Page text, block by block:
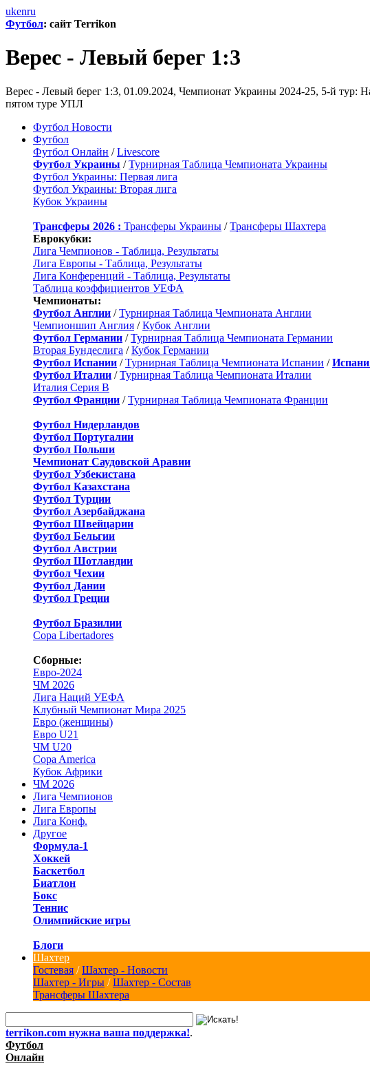
ukenru
Футбол: сайт Terrikon
Верес - Левый берег 1:3
Верес - Левый берег 1:3, 01.09.2024, Чемпионат Украины 2024-25, 5-й тур:
пятом туре УПЛ
Футбол Новости
Футбол
Футбол Онлайн /Livescore
Футбол Украины /Турнирная Таблица Чемпионата Украины
Футбол Украины: Первая лига
Футбол Украины: Вторая лига
Кубок Украины
Трансферы 2026 : Трансферы Украины /Трансферы Шахтера
Еврокубки:
Лига Чемпионов - Таблица, Результаты
Лига Европы - Таблица, Результаты
Лига Конференций - Таблица, Результаты
Таблица коэффициентов УЕФА
Чемпионаты:
Футбол Англии /Турнирная Таблица Чемпионата Англии
Чемпионшип Англия /Кубок Англии
Футбол Германии /Турнирная Таблица Чемпионата Германии
Вторая Бундеслига /Кубок Германии
Футбол Испании /Турнирная Таблица Чемпионата Испании /
Футбол Италии /Турнирная Таблица Чемпионата Италии
Италия Серия B
Футбол Франции /Турнирная Таблица Чемпионата Франции
Футбол Нидерландов
Футбол Португалии
Футбол Польши
Чемпионат Саудовской Аравии
Футбол Узбекистана
Футбол Казахстана
Футбол Турции
Футбол Азербайджана
Футбол Швейцарии
Футбол Бельгии
Футбол Австрии
Футбол Шотландии
Футбол Чехии
Футбол Дании
Футбол Греции
Футбол Бразилии
Copa Libertadores
Сборные:
Евро-2024
ЧМ 2026
Лига Наций УЕФА
Клубный Чемпионат Мира 2025
Евро (женщины)
Евро U21
ЧМ U20
Copa America
Кубок Африки
ЧМ 2026
Лига Чемпионов
Лига Европы
Лига Конф.
Другое
Формула-1
Хоккей
Баскетбол
Биатлон
Бокс
Теннис
Олимпийские игры
Блоги
Шахтер
Гостевая /Шахтер - Новости
Шахтер - Игры /Шахтер - Состав
Трансферы Шахтера
terrikon.com нужна ваша поддержка!.
Футбол
Онлайн